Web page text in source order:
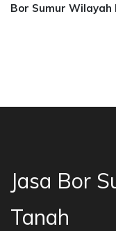
Bor Sumur Wilayah
Jasa Bor
Tanah